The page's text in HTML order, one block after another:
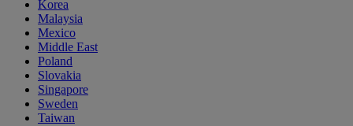
Korea
Malaysia
Mexico
Middle East
Poland
Slovakia
Singapore
Sweden
Taiwan